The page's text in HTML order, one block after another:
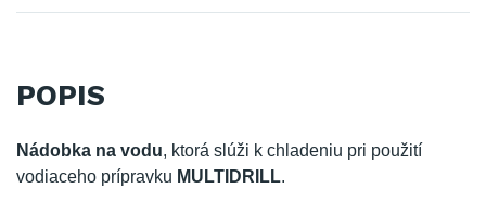
POPIS
Nádobka na vodu, ktorá slúži k chladeniu pri použití
vodiaceho prípravku MULTIDRILL.